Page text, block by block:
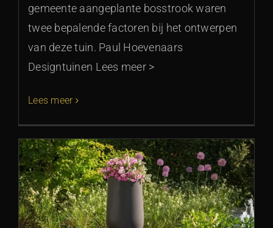
gemeente aangeplante bosstrook waren
twee bepalende factoren bij het ontwerpen
van deze tuin. Paul Hoevenaars
Designtuinen Lees meer >
Lees meer